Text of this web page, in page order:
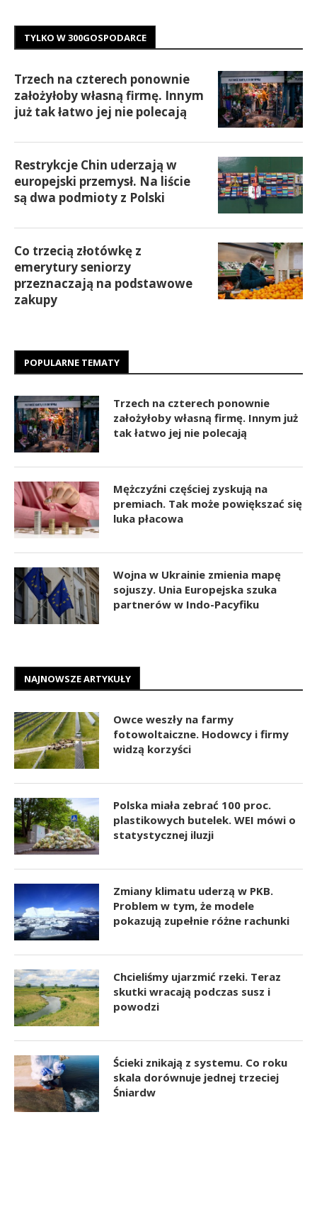
TYLKO W 300GOSPODARCE
Trzech na czterech ponownie
założyłoby własną firmę. Innym
już tak łatwo jej nie polecają
Restrykcje Chin uderzają w
europejski przemysł. Na liście
są dwa podmioty z Polski
Co trzecią złotówkę z
emerytury seniorzy
przeznaczają na podstawowe
zakupy
POPULARNE TEMATY
Trzech na czterech ponownie
założyłoby własną firmę. Innym już
tak łatwo jej nie polecają
Mężczyźni częściej zyskują na
premiach. Tak może powiększać się
luka płacowa
Wojna w Ukrainie zmienia mapę
sojuszy. Unia Europejska szuka
partnerów w Indo-Pacyfiku
NAJNOWSZE ARTYKUŁY
Owce weszły na farmy
fotowoltaiczne. Hodowcy i firmy
widzą korzyści
Polska miała zebrać 100 proc.
plastikowych butelek. WEI mówi o
statystycznej iluzji
Zmiany klimatu uderzą w PKB.
Problem w tym, że modele
pokazują zupełnie różne rachunki
Chcieliśmy ujarzmić rzeki. Teraz
skutki wracają podczas susz i
powodzi
Ścieki znikają z systemu. Co roku
skala dorównuje jednej trzeciej
Śniardw